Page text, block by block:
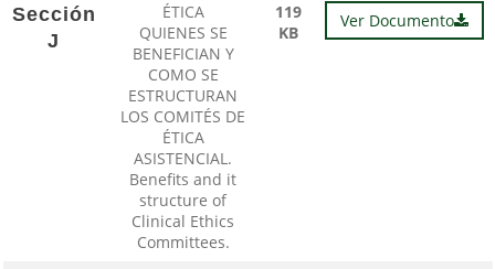
Sección
J
ÉTICA
QUIENES SE
BENEFICIAN Y
COMO SE
ESTRUCTURAN
LOS COMITÉS DE
ÉTICA
ASISTENCIAL.
Benefits and it
structure of
Clinical Ethics
Committees.
119
KB
Ver Documento